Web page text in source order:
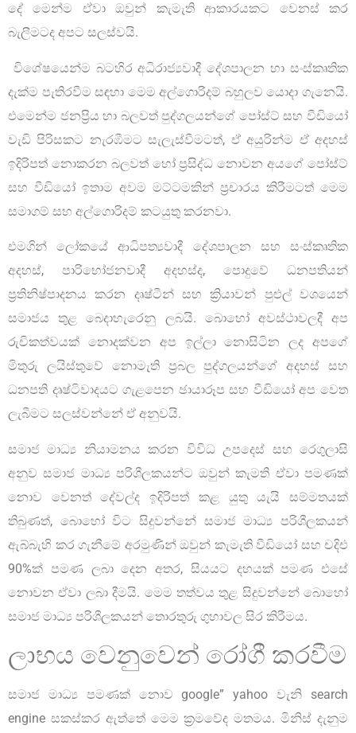
දේ මෙන්ම ඒවා ඔවුන් කැමැති ආකාරයකට වෙනස් කර
බැලීමටද අපට සලස්වයි.
විශේෂයෙන්ම බටහිර අධිරාජ්‍යවාදී දේශපාලන හා සංස්කෘතික
දැක්ම පැතිරවීම සඳහා මෙම අල්ගොරිදම් බහුලව යොදා ගැනෙයි.
එමෙන්ම ජනප්‍රිය හා බලවත් පුද්ගලයන්ගේ පෝස්ට් සහ වීඩියෝ
වැඩි පිරිසකට නැරඹීමට සැලැස්වීමටත්, ඒ අයුරින්ම ඒ අදහස්
ඉදිරිපත් නොකරන බලවත් හෝ ප්‍රසිද්ධ නොවන අයගේ පෝස්ට්
සහ වීඩියෝ ඉතාම අවම මට්ටමකින් ප්‍රචාරය කිරීමටත් මෙම
සමාගම් සහ අල්ගොරිදම් කටයුතු කරනවා.
එමගින් ලෝකයේ ආධිපත්‍යවාදී දේශපාලන සහ සංස්කෘතික
අදහස්, පාරිභෝජනවාදී අදහස්ද, පොදුවේ ධනපතියන්
ප්‍රතිනිෂ්පාදනය කරන දෘෂ්ටීන් සහ ක්‍රියාවන් පුළුල් වශයෙන්
සමාජය තුළ බෙදාහැරෙනු ලබයි. බොහෝ අවස්ථාවලදී අප
රුචිකත්වයක් නොදක්වන අප ඉල්ලා නොසිටින ලද අපගේ
මිතුරු ලයිස්තුවේ නොමැති ප්‍රබල පුද්ගලයන්ගේ අදහස් සහ
ධනපති දෘෂ්ටිවාදයට ගැළපෙන ඡායාරූප සහ වීඩියෝ අප වෙත
ලැබීමට සලස්වන්නේ ඒ අනුවයි.
සමාජ මාධ්‍ය නියාමනය කරන විවිධ උපදෙස් සහ රෙගුලාසි
අනුව සමාජ මාධ්‍ය පරිශීලකයන්ට ඔවුන් කැමති ඒවා පමණක්
නොව වෙනත් දේවල්ද ඉදිරිපත් කළ යුතු යැයි සම්මතයක්
තිබුණත්, බොහෝ විට සිදුවන්නේ සමාජ මාධ්‍ය පරිශීලකයන්
ඇබ්බැහි කර ගැනීමේ අරමුණින් ඔවුන් කැමැති වීඩියෝ සහ චදිඑ
90%ක් පමණ ලබා දෙන අතර, සියයට දහයක් පමණ එසේ
නොවන ඒවා ලබා දීමයි. මෙම තත්වය තුළ සිදුවන්නේ බොහෝ
සමාජ මාධ්‍ය පරිශීලකයන් තොරතුරු ගුහාවල සිර කිරීමය.
ලාභය වෙනුවෙන් රෝගී කරවීම
සමාජ මාධ්‍ය පමණක් නොව google” yahoo වැනි search
engine සකස්කර ඇත්තේ මෙම ක්‍රමවේද මතමය. මිනිස් දැනුම